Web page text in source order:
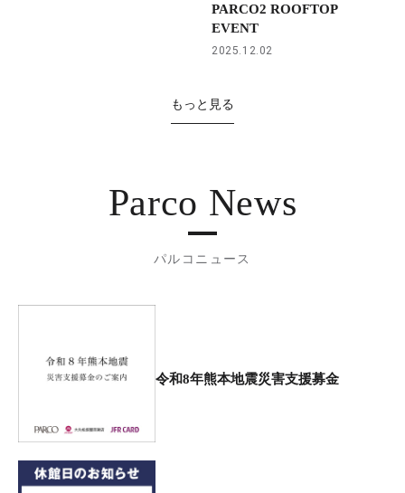
PARCO2 ROOFTOP
EVENT
2025.12.02
もっと見る
Parco News
パルコニュース
令和8年熊本地震災害支援募金